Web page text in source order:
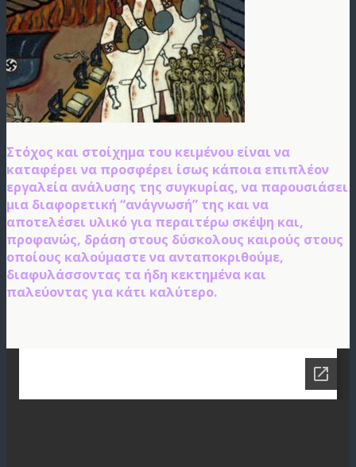
Στόχος και στοίχημα του κειμένου είναι να
καταφέρει να προσφέρει ίσως κάποια επιπλέον
εργαλεία ανάλυσης της συγκυρίας, να παρουσιάσει
μια διαφορετική “ανάγνωσή” της και να
αποτελέσει υλικό για περαιτέρω σκέψη και,
προφανώς, δράση στους δύσκολους καιρούς στους
οποίους καλούμαστε να ανταποκριθούμε,
διαφυλάσσοντας τα ήδη κεκτημένα και
παλεύοντας για κάτι καλύτερο.